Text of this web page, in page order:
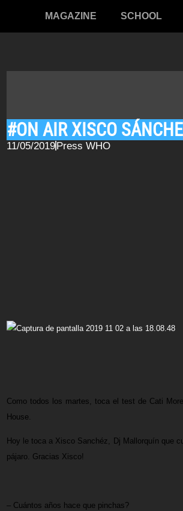
MAGAZINE SCHOOL
#ON AIR XISCO
11/05/2019Press WHO
Como todos los martes, toca el test de Cati
House
Hoy le toca a Xisco Sanchéz, Dj Mallorquín que
pájaro. Gracias Xisco!
– Cuántos años hace que pinchas?